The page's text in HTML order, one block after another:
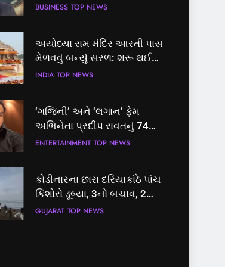
BUSINESS TOP NEWS
અયોધ્યા રામ મંદિર આરતી પાસ
મેળવવું બન્યું સરળ: શરૂ થઈ
તત્કાલ સુવિધા, જાણો સંપૂર્ણ
INDIA TOP NEWS
‘ગજિની’ અને ‘લગાન’ ફેમ
અભિનેતા પ્રદીપ રાવતનું 74
વર્ષની વયે નિધન, બ્લડ કેન્સર
ENTERTAINMENT TOP NEWS
કોડીનારના છારા દરિયાકાંઠે પાંચ
કિશોરો ડૂબ્યા, 3નો બચાવ, 2
લાપતા
GUJARAT TOP NEWS